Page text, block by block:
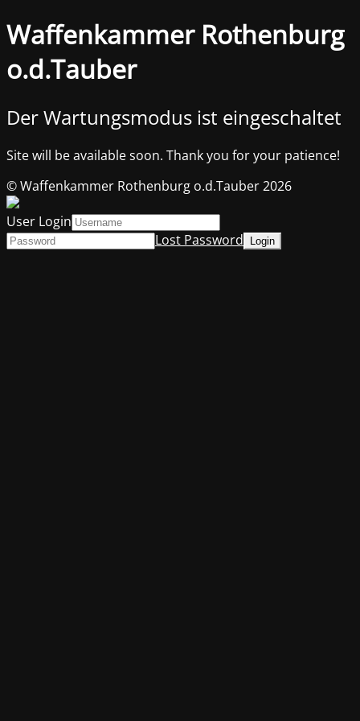
Waffenkammer Rothenburg
o.d.Tauber
Der Wartungsmodus ist eingeschaltet
Site will be available soon. Thank you for your patience!
© Waffenkammer Rothenburg o.d.Tauber 2026
User Login
Lost Password